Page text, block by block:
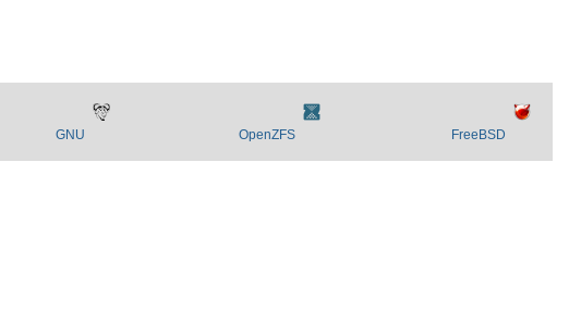
GNU OpenZFS FreeBSD